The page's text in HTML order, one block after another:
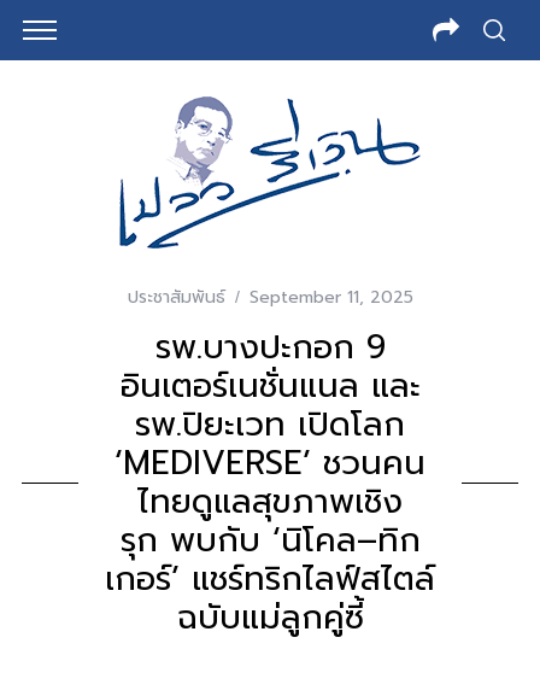
ประชาสัมพันธ์ September 11, 2025
รพ.บางปะกอก 9
อินเตอร์เนชั่นแนล และ
รพ.ปิยะเวท เปิดโลก
‘MEDIVERSE’ ชวนคน
ไทยดูแลสุขภาพเชิง
รุก พบกับ ‘นิโคล–ทิก
เกอร์’ แชร์ทริกไลฟ์สไตล์
ฉบับแม่ลูกคู่ซี้